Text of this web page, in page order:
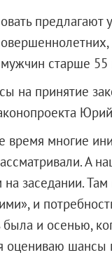
предлагают
старше
на принятие
время многие
А
заседании.
и
и осенью,
оцениваю шансы